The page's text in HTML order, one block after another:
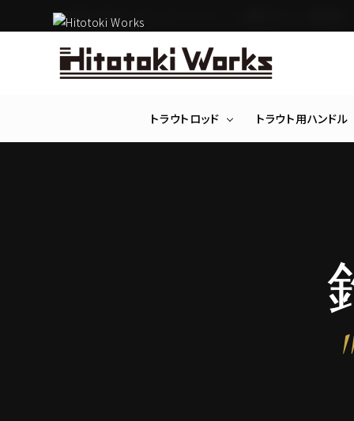
渓流釣り用ロッドビルディングパーツ・着脱式ロッド専門店
トラウトロッド トラウト用ハンドル